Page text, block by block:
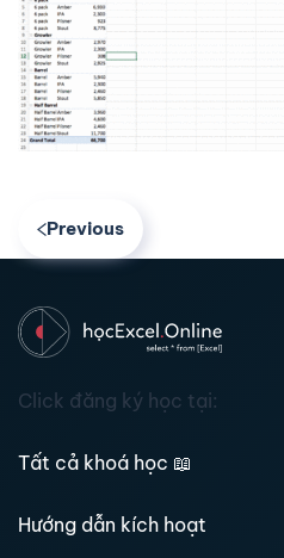
Previous
Click đăng ký học tại:
Tất cả khoá học 📖
Hướng dẫn kích hoạt